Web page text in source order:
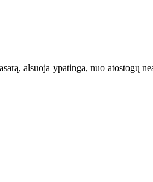
alsuoja ypatinga, nuo atostogų